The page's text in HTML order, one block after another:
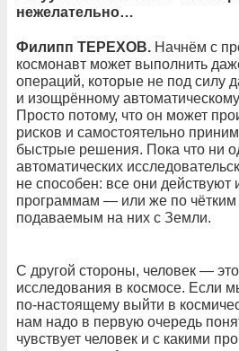
нежелательно…
Филипп ТЕРЕХОВ. Начнём с
космонавт может выполнить
операций, которые не под силу
и изощрённому
Просто потому, что он может
рисков и самостоятельно
быстрые решения. Пока что ни
автоматических
не способен: все они действуют
программам — или же по
подаваемым на них с Земли.
С другой стороны, человек —
исследования в космосе. Если
по-настоящему выйти в
нам надо в первую очередь
чувствует человек и с какими